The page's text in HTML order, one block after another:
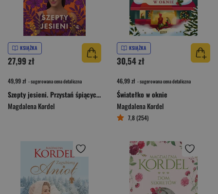
KSIĄŻKA
27,99 zł
49,99 zł - sugerowana cena detaliczna
Szepty jesieni. Przystań śpiących wiatrów. Tom 3
Magdalena Kordel
KSIĄŻKA
30,54 zł
46,99 zł - sugerowana cena detaliczna
Światełko w oknie
Magdalena Kordel
7,8 (254)